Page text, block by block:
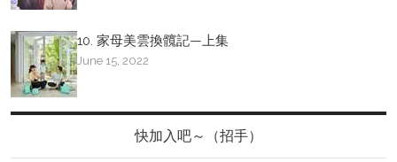
10. 家母美雲換髖記—上集
June 15, 2022
快加入吧～（招手）